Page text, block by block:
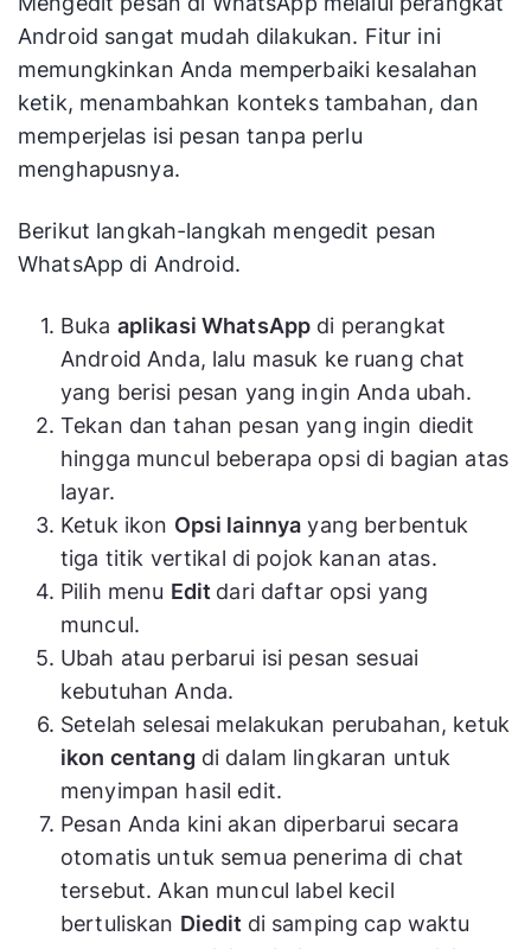
Android sangat mudah dilakukan. Fitur ini
memungkinkan Anda memperbaiki kesalahan
ketik, menambahkan konteks tambahan, dan
memperjelas isi pesan tanpa perlu
menghapusnya.
Berikut langkah-langkah mengedit pesan
WhatsApp di Android.
Buka aplikasi WhatsApp di perangkat
Android Anda, lalu masuk ke ruang chat
yang berisi pesan yang ingin Anda ubah.
Tekan dan tahan pesan yang ingin diedit
hingga muncul beberapa opsi di bagian atas
layar.
Ketuk ikon Opsi lainnya yang berbentuk
tiga titik vertikal di pojok kanan atas.
Pilih menu Edit dari daftar opsi yang
muncul.
Ubah atau perbarui isi pesan sesuai
kebutuhan Anda.
Setelah selesai melakukan perubahan, ketuk
ikon centang di dalam lingkaran untuk
menyimpan hasil edit.
Pesan Anda kini akan diperbarui secara
otomatis untuk semua penerima di chat
tersebut. Akan muncul label kecil
bertuliskan Diedit di samping cap waktu